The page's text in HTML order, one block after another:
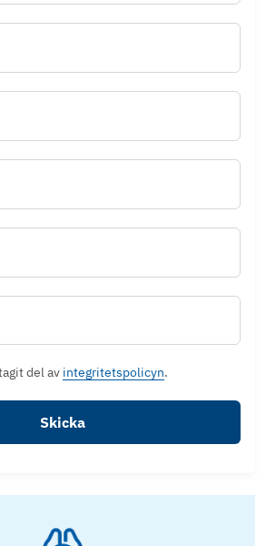
del av integritetspolicyn.
Skicka